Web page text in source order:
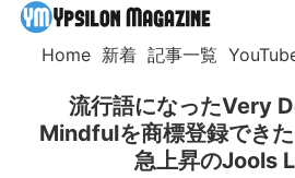
Home 新着 記事一覧
流行語になったVery
Mindfulを商標登録でき
急上昇のJools